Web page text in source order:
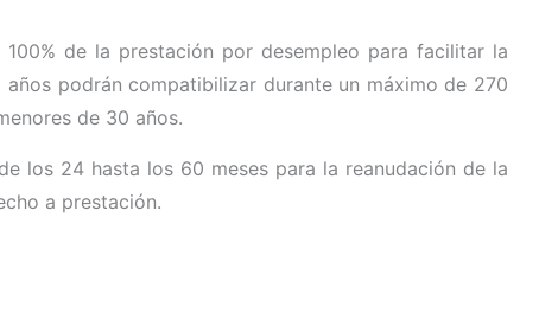
de la prestación por desempleo para facilitar la
podrán compatibilizar durante un máximo de 270
de 30 años.
los 24 hasta los 60 meses para la reanudación de la
a prestación.